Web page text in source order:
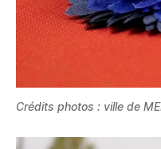
Crédits photos : ville de